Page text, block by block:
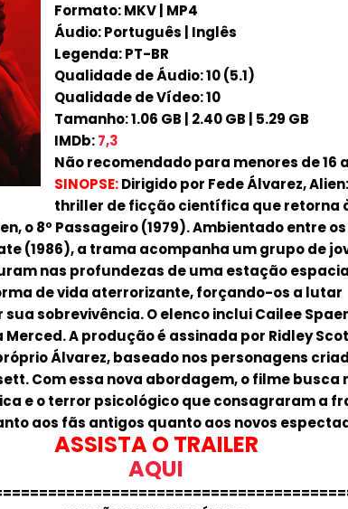
Formato: MKV | MP4
Áudio: Português | Inglês
Legenda: PT-BR
Qualidade de Áudio: 10 (5.1)
Qualidade de Vídeo: 10
Tamanho: 1.06 GB | 2.40 GB | 5.29 GB
IMDb:7,3
Não recomendado para menores de 16
SINOPSE:Dirigido por Fede Álvarez,
thriller de ficção científica que retorna
o 8º Passageiro (1979). Ambientado entre
(1986), a trama acompanha um grupo de
nas profundezas de uma estação
de vida aterrorizante, forçando-os a lutar
sobrevivência. O elenco inclui Cailee
Merced. A produção é assinada por Ridley
Álvarez, baseado nos personagens
Com essa nova abordagem, o filme
e o terror psicológico que consagraram a
aos fãs antigos quanto aos novos
ASSISTA O TRAILER
AQUI